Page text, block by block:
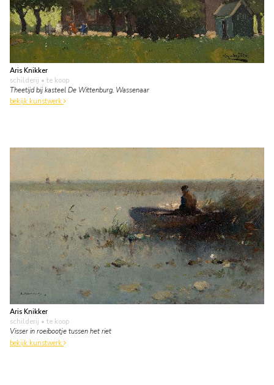
Aris Knikker
schilderij • te koop
Theetijd bij kasteel De Wittenburg, Wassenaar
bekijk kunstwerk
Aris Knikker
schilderij • te koop
Visser in roeibootje tussen het riet
bekijk kunstwerk